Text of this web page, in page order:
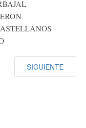
SIGUIENTE